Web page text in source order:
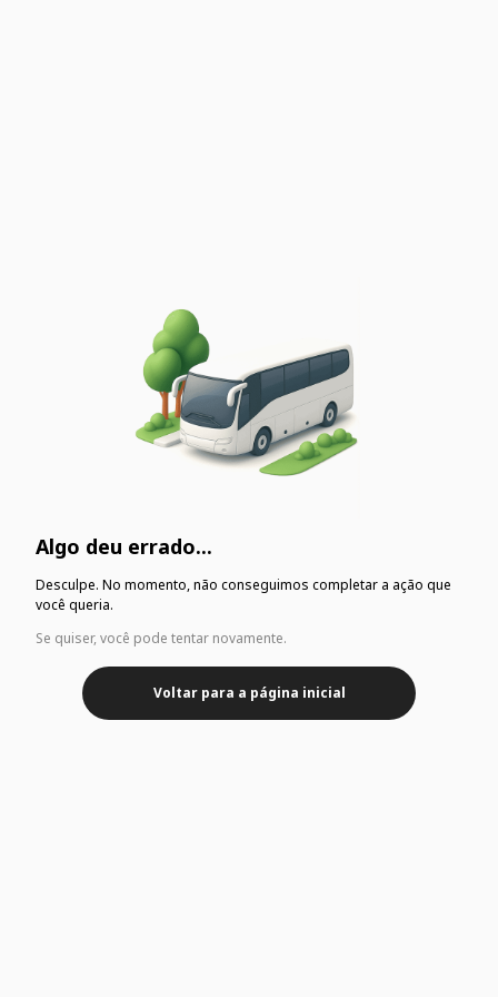
Algo deu errado...
Desculpe. No momento, não conseguimos completar a ação que
você queria.
Se quiser, você pode tentar novamente.
Voltar para a página inicial